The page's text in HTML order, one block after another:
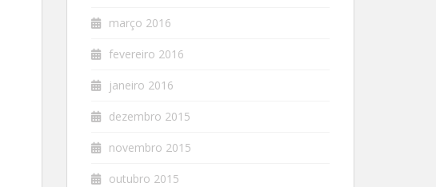
março 2016
fevereiro 2016
janeiro 2016
dezembro 2015
novembro 2015
outubro 2015